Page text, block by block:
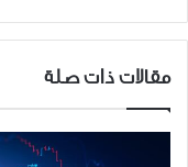
مقالات ذات صلة